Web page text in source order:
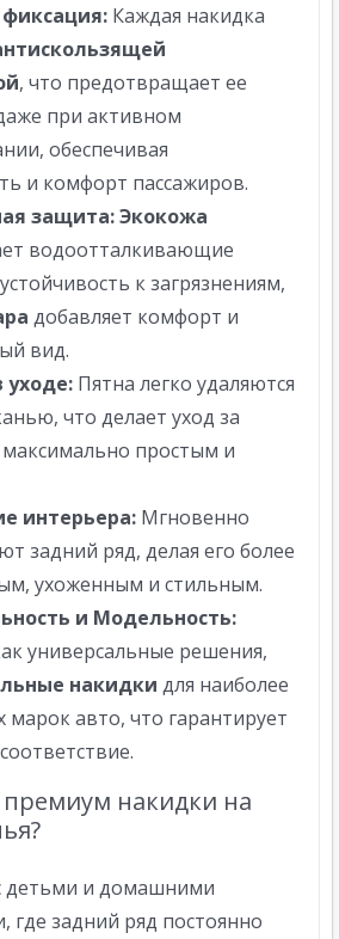
Каждая накидка
, что предотвращает ее
при активном
обеспечивая
и комфорт пассажиров.
защита:Экокожа
водоотталкивающие
к загрязнениям,
добавляет комфорт и
вид.
уходе:Пятна легко удаляются
что делает уход за
простым и
интерьера:Мгновенно
задний ряд, делая его более
ухоженным и стильным.
и Модельность:
универсальные решения,
накидки для наиболее
марок авто, что гарантирует
накидки на
детьми и домашними
задний ряд постоянно